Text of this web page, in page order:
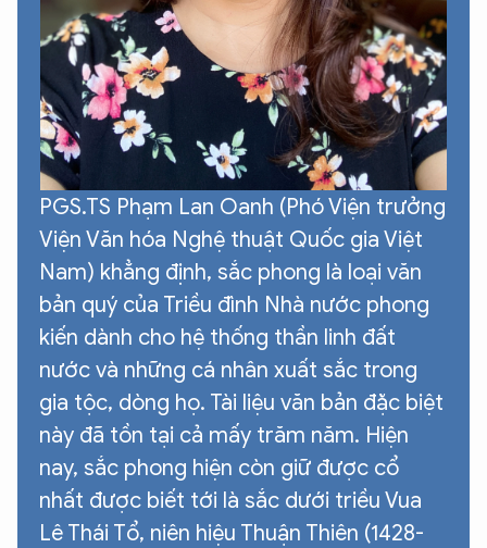
PGS.TS Phạm Lan Oanh (Phó Viện trưởng
Viện Văn hóa Nghệ thuật Quốc gia Việt
Nam) khẳng định, sắc phong là loại văn
bản quý của Triều đình Nhà nước phong
kiến dành cho hệ thống thần linh đất
nước và những cá nhân xuất sắc trong
gia tộc, dòng họ. Tài liệu văn bản đặc biệt
này đã tồn tại cả mấy trăm năm. Hiện
nay, sắc phong hiện còn giữ được cổ
nhất được biết tới là sắc dưới triều Vua
Lê Thái Tổ, niên hiệu Thuận Thiên (1428-